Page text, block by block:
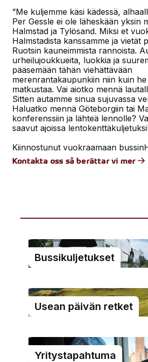
”Me kuljemme käsi kädessä,
Per Gessle ei ole läheskään yksin
Halmstad ja Tylösand. Miksi et
Halmstadista kanssamme ja vietät
Ruotsin kauneimmista rannoista.
urheilujoukkueita, luokkia ja
pääsemään tähän viehättävään
merenrantakaupunkiin niin kuin
matkustaa. Vai aiotko mennä
Sitten autamme sinua sujuvassa
Haluatko mennä Göteborgiin tai
konferenssiin ja lähteä lennolle?
saavut ajoissa
Kiinnostunut vuokraamaan bussin
Kontakta oss så berättar vi mer
Bussikuljetukset
Usean päivän retket
Yritystapahtuma